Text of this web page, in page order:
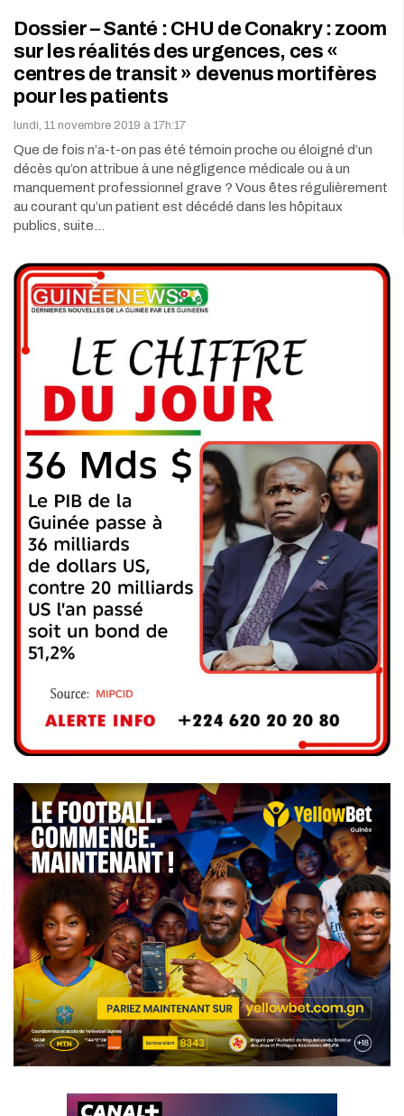
Dossier – Santé : CHU de Conakry : zoom
sur les réalités des urgences, ces «
centres de transit » devenus mortifères
pour les patients
lundi, 11 novembre 2019 à 17h:17
Que de fois n’a-t-on pas été témoin proche ou éloigné d’un
décès qu’on attribue à une négligence médicale ou à un
manquement professionnel grave ? Vous êtes régulièrement
au courant qu’un patient est décédé dans les hôpitaux
publics, suite…